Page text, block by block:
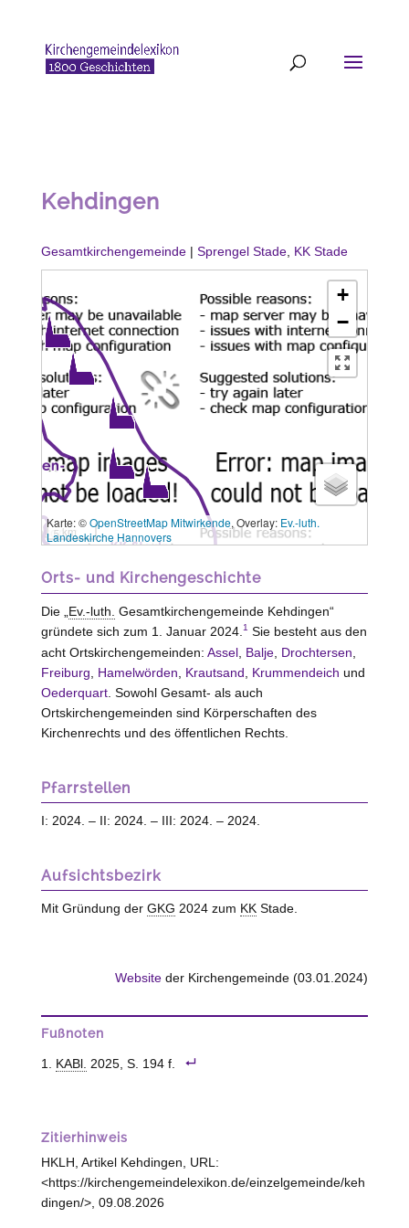
Kehdingen
Gesamtkirchengemeinde| Sprengel Stade, KK Stade
+
−
5 km
Karte: ©OpenStreetMap Mitwirkende, Overlay: Ev.-luth.
Landeskirche Hannovers
Orts- und Kirchengeschichte
Die „ Ev.-luth. Gesamtkirchengemeinde Kehdingen“
gründete sich zum 1. Januar 2024. 1 Sie besteht aus den
acht Ortskirchengemeinden: Assel, Balje, Drochtersen
Freiburg
Hamelwörden Krautsand Krummendeich und
Oederquart. Sowohl Gesamt- als auch
Ortskirchengemeinden sind Körperschaften des
Kirchenrechts und des öffentlichen Rechts.
Pfarrstellen
I: 2024. – II: 2024. – III: 2024. – 2024.
Aufsichtsbezirk
Mit Gründung der GKG 2024 zum KKStade.
Website der Kirchengemeinde (03.01.2024)
Fußnoten
KABl. 2025, S. 194 f.
Zitierhinweis
HKLH, Artikel Kehdingen, URL:
<https://kirchengemeindelexikon.de/einzelgemeinde/keh
dingen/>, 09.08.2026